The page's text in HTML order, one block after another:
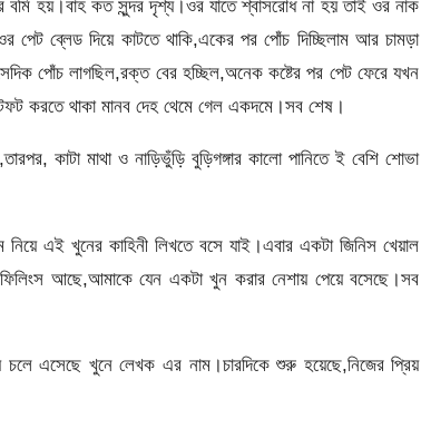
হয়।বাহ কত সুন্দর দৃশ্য।ওর যাতে শ্বাসরোধ না হয় তাই ওর নাক
ব্লেড দিয়ে কাটতে থাকি,একের পর পোঁচ দিচ্ছিলাম আর চামড়া
পোঁচ লাগছিল,রক্ত বের হচ্ছিল,অনেক কষ্টের পর পেট ফেরে যখন
করতে থাকা মানব দেহ থেমে গেল একদমে।সব শেষ।
কাটা মাথা ও নাড়িভুঁড়ি বুড়িগঙ্গার কালো পানিতে ই বেশি শোভা
নিয়ে এই খুনের কাহিনী লিখতে বসে যাই।এবার একটা জিনিস খেয়াল
আছে,আমাকে যেন একটা খুন করার নেশায় পেয়ে বসেছে।সব
চলে এসেছে খুনে লেখক এর নাম।চারদিকে শুরু হয়েছে,নিজের প্রিয়